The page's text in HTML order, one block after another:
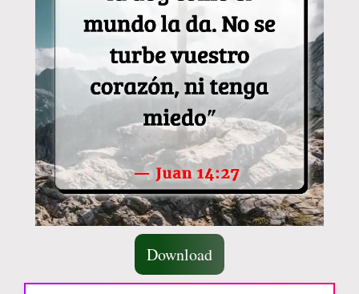
Download